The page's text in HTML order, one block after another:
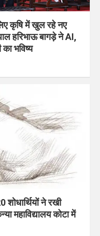
कृषि में खुल रहे नए
हरिभाऊ बागड़े ने AI,
भविष्य
ने रखी
महाविद्यालय कोटा में